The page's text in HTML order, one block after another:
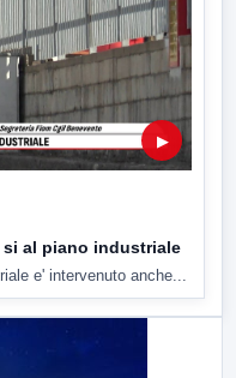
▶
al piano industriale
e' intervenuto anche...